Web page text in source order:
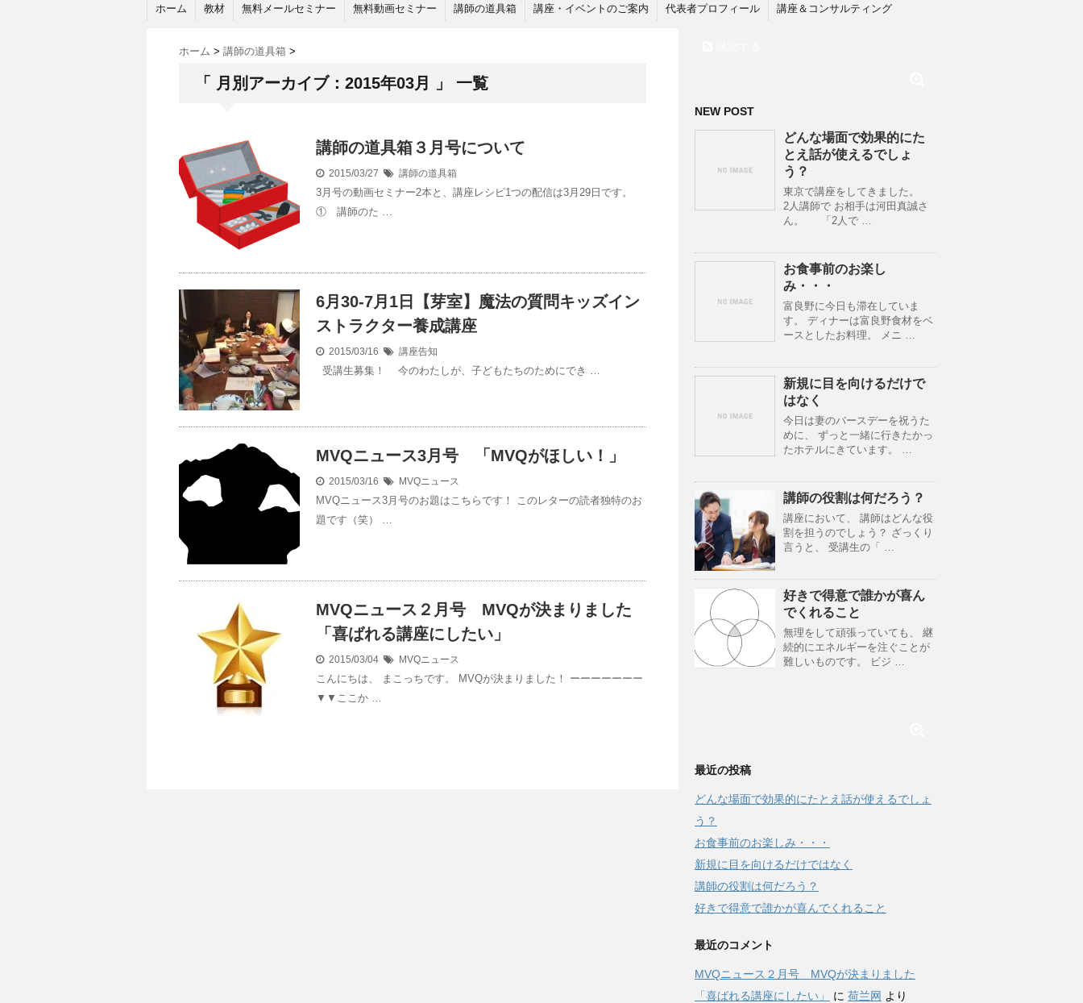
ホーム 教材 無料メールセミナー 無料動画セミナー 講師の道具箱 講座・イベントのご案内 代表者プロフィール 講座＆コンサルティング
ホーム > 講師の道具箱 >
「 月別アーカイブ：2015年03月 」 一覧
講師の道具箱３月号について
2015/03/27 講師の道具箱
3月号の動画セミナー2本と、講座レシピ1つの配信は3月29日です。
① 講師のた …
6月30-7月1日【芽室】魔法の質問キッズイン
ストラクター養成講座
2015/03/16 講座告知
受講生募集！ 今のわたしが、子どもたちのためにでき …
MVQニュース3月号 「MVQがほしい！」
2015/03/16 MVQニュース
MVQニュース3月号のお題はこちらです！ このレターの読者独特のお
題です（笑） …
MVQニュース２月号 MVQが決まりました
「喜ばれる講座にしたい」
2015/03/04 MVQニュース
こんにちは、 まこっちです。 MVQが決まりました！ ーーーーーーー
▼▼ここか …
NEW POST
どんな場面で効果的にた
とえ話が使えるでしょ
う？
東京で講座をしてきました。
2人講師で お相手は河田真誠さ
ん。 「2人で …
お食事前のお楽し
み・・・
富良野に今日も滞在していま
す。 ディナーは富良野食材をベ
ースとしたお料理。 メニ …
新規に目を向けるだけで
はなく
今日は妻のバースデーを祝うた
めに、 ずっと一緒に行きたかっ
たホテルにきています。 …
講師の役割は何だろう？
講座において、 講師はどんな役
割を担うのでしょう？ ざっくり
言うと、 受講生の「 …
好きで得意で誰かが喜ん
でくれること
無理をして頑張っていても、 継
続的にエネルギーを注ぐことが
難しいものです。 ビジ …
最近の投稿
どんな場面で効果的にたとえ話が使えるでしょ
う？
お食事前のお楽しみ・・・
新規に目を向けるだけではなく
講師の役割は何だろう？
好きで得意で誰かが喜んでくれること
最近のコメント
MVQニュース２月号 MVQが決まりました
「喜ばれる講座にしたい」
に 荷兰网 より